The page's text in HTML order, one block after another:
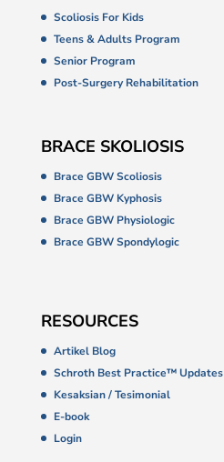
Scoliosis For Kids
Teens & Adults Program
Senior Program
Post-Surgery Rehabilitation
BRACE SKOLIOSIS
Brace GBW Scoliosis
Brace GBW Kyphosis
Brace GBW Physiologic
Brace GBW Spondylogic
RESOURCES
Artikel Blog
Schroth Best Practice™ Updates
Kesaksian / Tesimonial
E-book
Login